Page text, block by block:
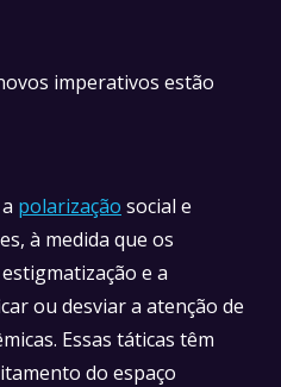
imperativos estão
polarização social e
à medida que os
e a
ou desviar a atenção de
Essas táticas têm
do espaço